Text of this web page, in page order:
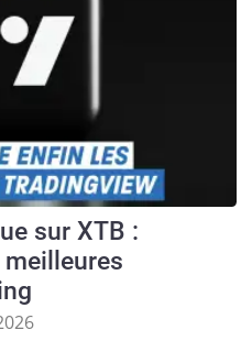
sur XTB :
meilleures